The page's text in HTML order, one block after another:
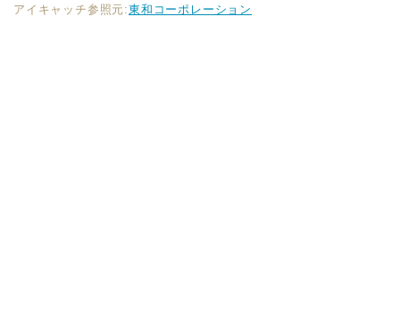
アイキャッチ参照元:東和コーポレーション